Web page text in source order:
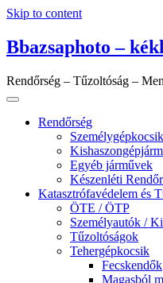
Skip to content
Bbazsaphoto –
Rendőrség – Tűzoltóság –
Rendőrség
Személygépkocsik
Egyéb járművek
Készenléti
Katasztrófavédelem és
ÖTE / ÖTP
Személyautók /
Tűzoltóságok
Tehergépkocsik
Fecskendők
Magasból